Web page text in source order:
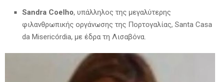
Sandra Coelho, υπάλληλος της μεγαλύτερης
φιλανθρωπικής οργάνωσης της Πορτογαλίας, Santa Casa
da Misericórdia, με έδρα τη Λισαβόνα.